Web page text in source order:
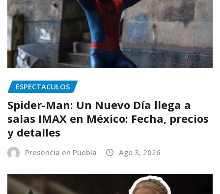
ESPECTACULOS
Spider-Man: Un Nuevo Día llega a
salas IMAX en México: Fecha, precios
y detalles
Presencia en Puebla Ago 3, 2026